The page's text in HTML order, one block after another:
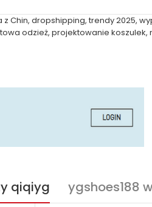
Chin, dropshipping, trendy 2025,
odzież, projektowanie koszulek,
qiqiyg ygshoes188